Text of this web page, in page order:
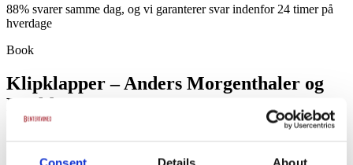
88% svarer samme dag, og vi garanterer svar indenfor 24 timer på
hverdage
Book
Klipklapper – Anders Morgenthaler og
Roald Bergmann